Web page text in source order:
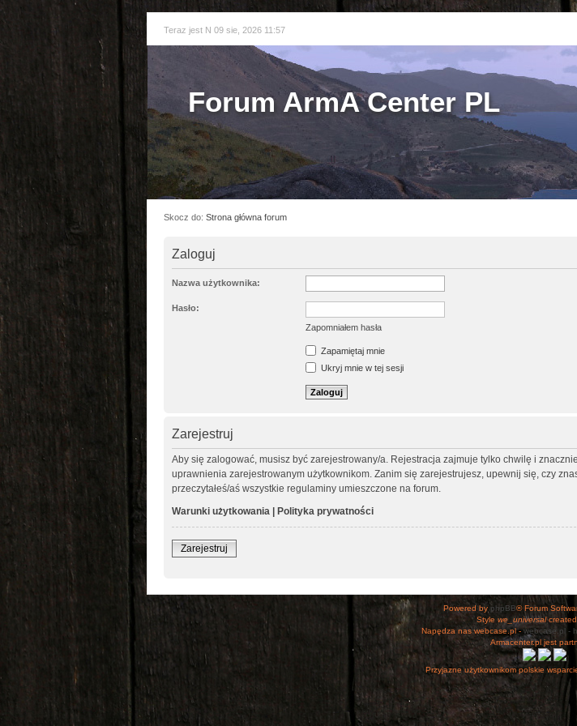
Teraz jest N 09 sie, 2026 11:57
Forum ArmA Center PL
Skocz do: Strona główna forum
Zaloguj
Nazwa użytkownika:
Hasło:
Zapomniałem hasła
Zapamiętaj mnie
Ukryj mnie w tej sesji
Zarejestruj
Aby się zalogować, musisz być zarejestrowany/a. Rejestracja zajmuje tylko chwilę i
uprawnienia zarejestrowanym użytkownikom. Zanim się zarejestrujesz, upewnij się, czy
przeczytałeś/aś wszystkie regulaminy umieszczone na forum.
Warunki użytkowania
Polityka prywatności
Zarejestruj
Powered by phpBB® Forum
Style we_universal
Napędza nas webcase.pl -webcase.pl -
Armacenter.pl jest
Przyjazne użytkownikom polskie